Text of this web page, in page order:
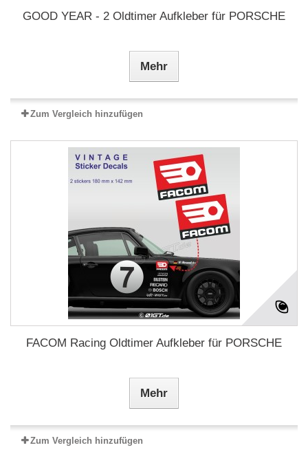
GOOD YEAR - 2 Oldtimer Aufkleber für PORSCHE
Mehr
Zum Vergleich hinzufügen
FACOM Racing Oldtimer Aufkleber für PORSCHE
Mehr
Zum Vergleich hinzufügen